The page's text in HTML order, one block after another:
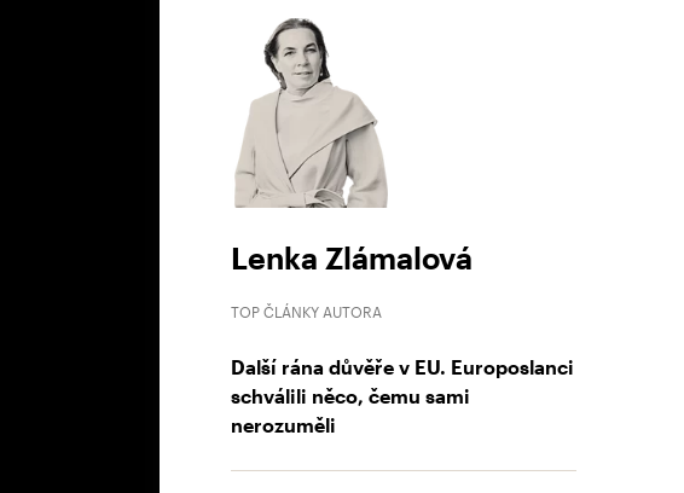
Lenka Zlámalová
TOP ČLÁNKY AUTORA
Další rána důvěře v EU. Europoslanci
schválili něco, čemu sami
nerozuměli